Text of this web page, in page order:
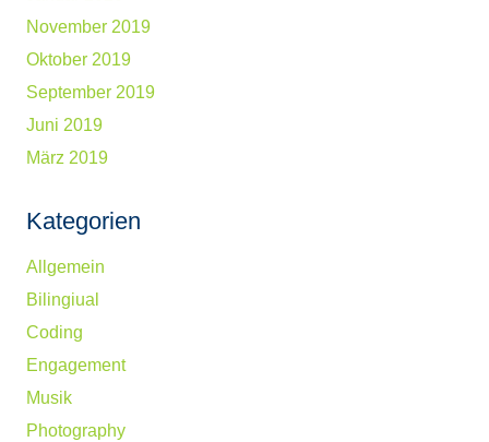
November 2019
Oktober 2019
September 2019
Juni 2019
März 2019
Kategorien
Allgemein
Bilingiual
Coding
Engagement
Musik
Photography